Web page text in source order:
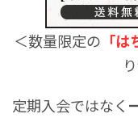
＜数量限定の 「
定期入会ではなく